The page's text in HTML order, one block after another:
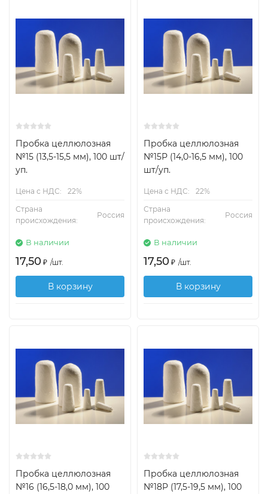
Пробка целлюлозная
№15 (13,5-15,5 мм), 100 шт/
уп.
Цена с НДС:
22%
Страна
происхождения:
Россия
В наличии
17,50 ₽ /шт.
В корзину
Пробка целлюлозная
№15Р (14,0-16,5 мм), 100
шт/уп.
Цена с НДС:
22%
Страна
происхождения:
Россия
В наличии
17,50 ₽ /шт.
В корзину
Пробка целлюлозная
№16 (16,5-18,0 мм), 100
Пробка целлюлозная
№18P (17,5-19,5 мм), 100